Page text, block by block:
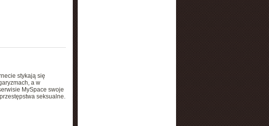
stykają się
a w
MySpace swoje
seksualne.